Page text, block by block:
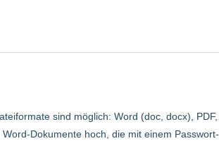
sind möglich: Word (doc, docx), PDF,
Dokumente hoch, die mit einem Passwort-